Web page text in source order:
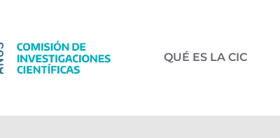
QUÉ ES LA CIC